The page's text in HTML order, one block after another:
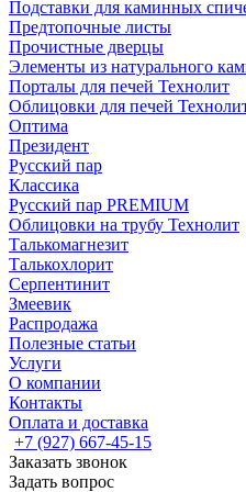
Подставки для каминных
Предтопочные листы
Прочистные дверцы
Элементы из натурального
Порталы для печей Технолит
Облицовки для печей
Оптима
Президент
Русский пар
Классика
Русский пар PREMIUM
Облицовки на трубу Технолит
Талькомагнезит
Талькохлорит
Серпентинит
Змеевик
Распродажа
Полезные статьи
Услуги
О компании
Контакты
Оплата и доставка
+7 (927) 667-45-15
Заказать звонок
Задать вопрос